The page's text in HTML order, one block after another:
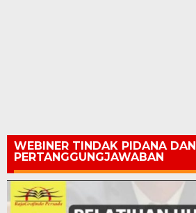
WEBINER TINDAK PIDANA DAN
PERTANGGUNGJAWABAN